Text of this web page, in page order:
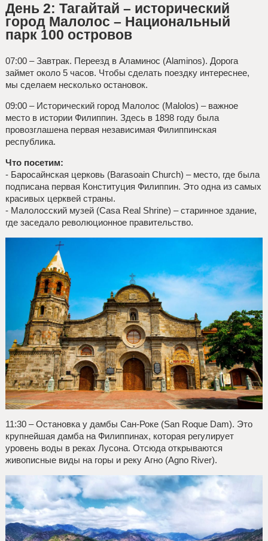
День 2: Тагайтай – исторический
город Малолос – Национальный
парк 100 островов
07:00 – Завтрак. Переезд в Аламинос (Alaminos). Дорога
займет около 5 часов. Чтобы сделать поездку интереснее,
мы сделаем несколько остановок.
09:00 – Исторический город Малолос (Malolos) – важное
место в истории Филиппин. Здесь в 1898 году была
провозглашена первая независимая Филиппинская
республика.
Что посетим:
- Баросайнская церковь (Barasoain Church) – место, где была
подписана первая Конституция Филиппин. Это одна из самых
красивых церквей страны.
- Малолосский музей (Casa Real Shrine) – старинное здание,
где заседало революционное правительство.
11:30 – Остановка у дамбы Сан-Роке (San Roque Dam). Это
крупнейшая дамба на Филиппинах, которая регулирует
уровень воды в реках Лусона. Отсюда открываются
живописные виды на горы и реку Агно (Agno River).